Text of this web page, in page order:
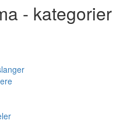
- kategorier